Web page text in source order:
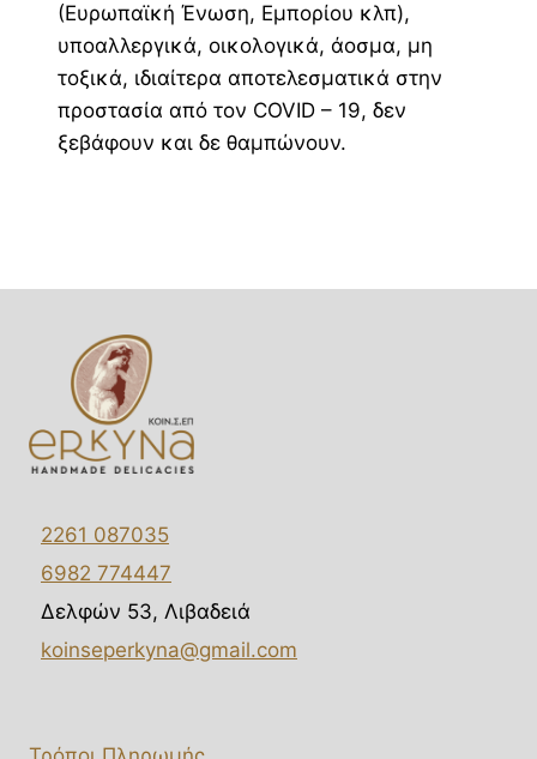
(Ευρωπαϊκή Ένωση, Εμπορίου κλπ),
υποαλλεργικά, οικολογικά, άοσμα, μη
τοξικά, ιδιαίτερα αποτελεσματικά στην
προστασία από τον COVID – 19, δεν
ξεβάφουν και δε θαμπώνουν.
2261 087035
6982 774447
Δελφών 53, Λιβαδειά
koinseperkyna@gmail.com